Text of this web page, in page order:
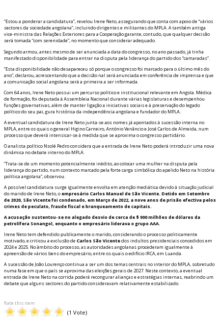
“Estou a ponderar a candidatura”, revelou Irene Neto, assegurando que conta com apoio de “vários
sectores da sociedade angolana”, incluindo dirigentes e militantes do MPLA. A também antiga
vice-ministra das Relações Exteriores para a Cooperação garante, contudo, que qualquer decisão
será tomada “com serenidade”, no momento que considerar adequado.
Segundo afirmou, antes mesmo de ser anunciada a data do congresso, no ano passado, já tinha
manifestado disponibilidade para entrar na disputa pela liderança do partido dos “camaradas”.
“Esta disponibilidade não desapareceu só porque o congresso foi marcado para o último mês do
ano”, declarou, acrescentando que a decisão final será anunciada em conferência de imprensa e que
a comunicação social angolana será a primeira a ser informada.
Com 64 anos, Irene Neto possui um percurso político e institucional relevante em Angola. Médica
de formação, foi deputada à Assembleia Nacional durante várias legislaturas e desempenhou
funções governativas, além de manter ligação a iniciativas sociais e à preservação do legado
político do seu pai, figura histórica da independência angolana e fundador do MPLA.
A eventual candidatura de Irene Neto junta-se aos nomes já apontados à sucessão interna no
MPLA, entre os quais o general Higino Carneiro, António Venâncio e José Carlos de Almeida, num
processo que deverá intensificar-se à medida que se aproxima o congresso partidário.
O analista político Nsolé Pedro considera que a entrada de Irene Neto poderá introduzir uma nova
dinâmica no debate interno do MPLA.
“Trata-se de um momento potencialmente inédito, ao colocar uma mulher na disputa pela
liderança do partido, num contexto marcado pela forte carga simbólica do apelido Neto na história
política angolana”, observou.
A possível candidatura surge igualmente envolta em atenção mediática devido à situação judicial
do marido de Irene Neto, o empresário Carlos Manuel de São Vicente. Detido em Setembro
de 2020, São Vicente foi condenado, em Março de 2022, a nove anos de prisão efectiva pelos
crimes de peculato, fraude fiscal e branqueamento de capitais.
A acusação sustentou-se no alegado desvio de cerca de $ 900 milhões de dólares da
petrolífera Sonangol, enquanto o empresário liderava o grupo AAA.
Irene Neto tem defendido publicamente o marido, considerando o processo politicamente
motivado, e criticou a exclusão deCarlos São Vicentedos indultos presidenciais concedidos em
2024 e 2025. No âmbito do processo, as autoridades angolanas procederam igualmente à
apreensão de vários bens do empresário, entre os quais o edifício IRCA, em Luanda.
A sucessão de João Lourenço continua a ser um dos temas centrais no interior do MPLA, sobretudo
numa fase em que o país se aproxima das eleições gerais de 2027. Neste contexto, a eventual
entrada de Irene Neto na corrida poderá reconfigurar alianças e estratégias internas, reabrindo um
debate que alguns sectores do partido consideravam relativamente estabilizado.
Rate this item
(1 Vote)